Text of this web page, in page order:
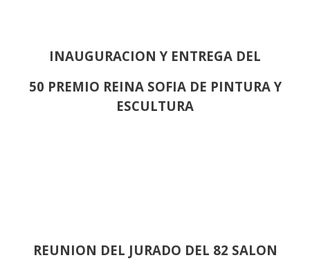
INAUGURACION Y ENTREGA DEL
50 PREMIO REINA SOFIA DE PINTURA Y
ESCULTURA
REUNION DEL JURADO DEL 82 SALON